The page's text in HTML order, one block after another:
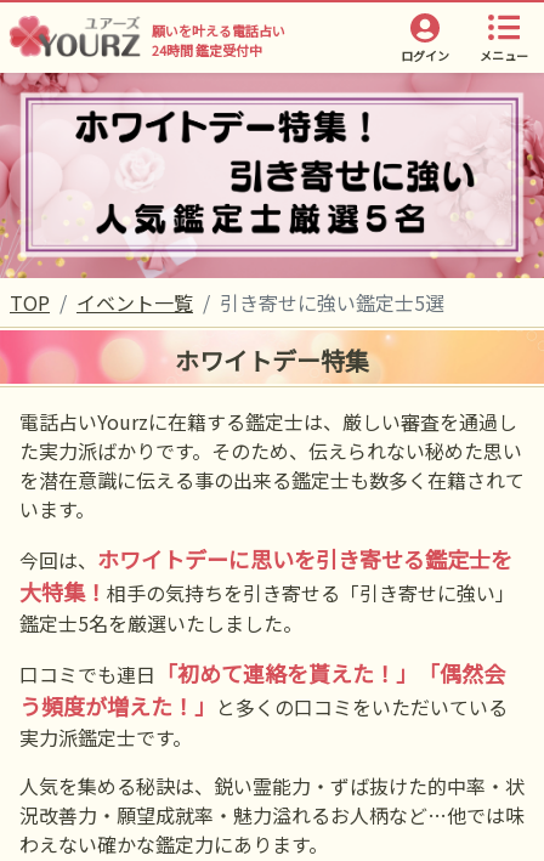
メニュー
願いを叶える電話占い
24時間 鑑定受付中
ログイン
TOP イベント一覧 引き寄せに強い鑑定士5選
ホワイトデー特集
電話占いYourzに在籍する鑑定士は、厳しい審査を通過し
た実力派ばかりです。そのため、伝えられない秘めた思い
を潜在意識に伝える事の出来る鑑定士も数多く在籍されて
います。
今回は、 ホワイトデーに思いを引き寄せる鑑定士を
大特集！ 相手の気持ちを引き寄せる「引き寄せに強い」
鑑定士5名を厳選いたしました。
口コミでも連日 「初めて連絡を貰えた！」「偶然会
う頻度が増えた！」 と多くの口コミをいただいている
実力派鑑定士です。
人気を集める秘訣は、鋭い霊能力・ずば抜けた的中率・状
況改善力・願望成就率・魅力溢れるお人柄など…他では味
わえない確かな鑑定力にあります。